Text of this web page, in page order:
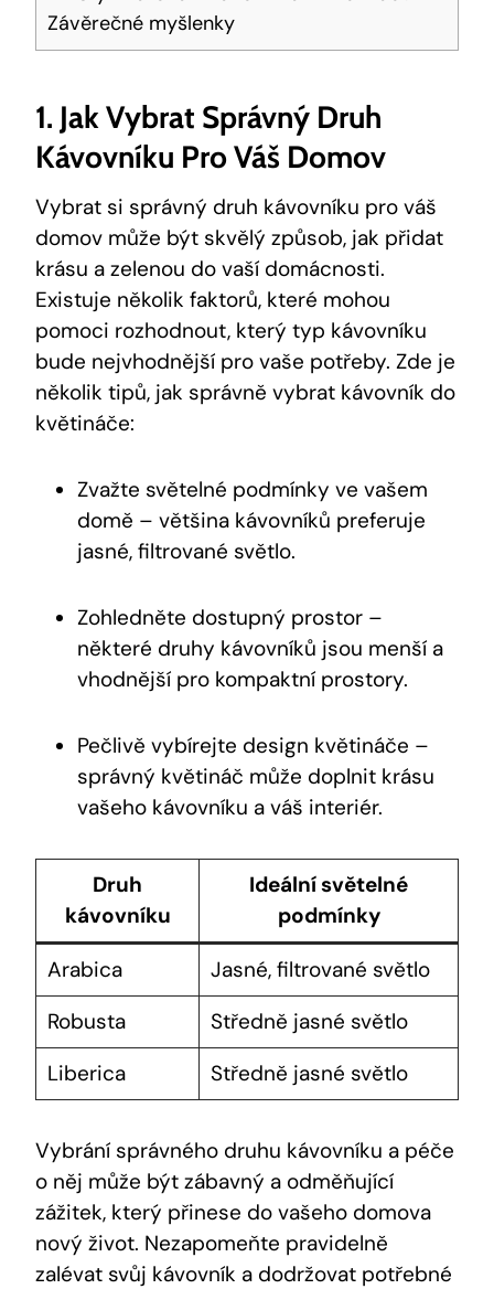
Závěrečné myšlenky
1. Jak Vybrat Správný Druh
Kávovníku Pro Váš Domov
Vybrat si správný druh kávovníku pro váš
domov může být skvělý způsob, jak přidat
krásu a zelenou do vaší domácnosti.
Existuje několik faktorů, které mohou
pomoci rozhodnout, který typ kávovníku
bude nejvhodnější pro vaše potřeby. Zde je
několik tipů, jak správně vybrat kávovník do
květináče:
Zvažte světelné podmínky ve vašem
domě – většina kávovníků preferuje
jasné, filtrované světlo.
Zohledněte dostupný prostor –
některé druhy kávovníků jsou menší a
vhodnější pro kompaktní prostory.
Pečlivě vybírejte design květináče –
správný květináč může doplnit krásu
vašeho kávovníku a váš interiér.
Druh
kávovníku
Ideální světelné
podmínky
Arabica
Jasné, filtrované světlo
Robusta
Středně jasné světlo
Liberica
Středně jasné světlo
Vybrání správného druhu kávovníku a péče
o něj může být zábavný a odměňující
zážitek, který přinese do vašeho domova
nový život. Nezapomeňte pravidelně
zalévat svůj kávovník a dodržovat potřebné